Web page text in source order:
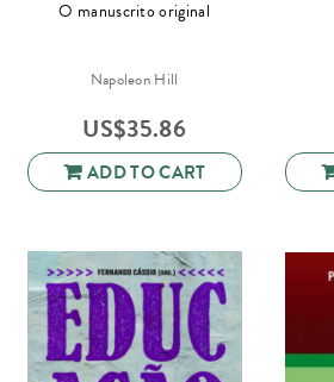
O manuscrito original
Napoleon Hill
US$35.86
ADD TO CART